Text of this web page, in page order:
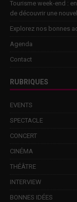
Tourisme week-end :
de découvrir une
Explorez nos bonnes
Agenda
Contact
RUBRIQUES
EVENTS
SPECTACLE
CONCERT
CINÉMA
THÉÂTRE
INTERVIEW
BONNES IDÉES